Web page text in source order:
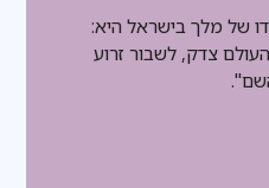
של מלך בישראל היא:
צדק, לשבור זרוע